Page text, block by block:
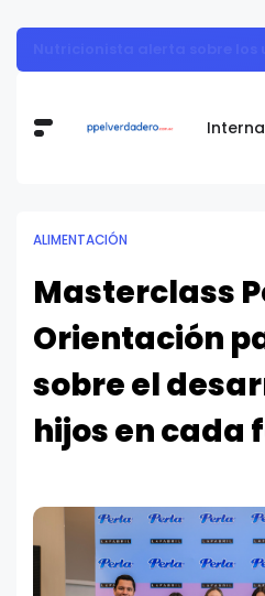
ALIMENTACIÓN
Masterclass
Orientación
sobre el
hijos en cada